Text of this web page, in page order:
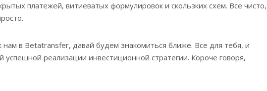
платежей, витиеватых формулировок и скользких схем. Все чисто,
нам в Betatransfer, давай будем знакомиться ближе. Все для тебя, и
успешной реализации инвестиционной стратегии. Короче говоря,